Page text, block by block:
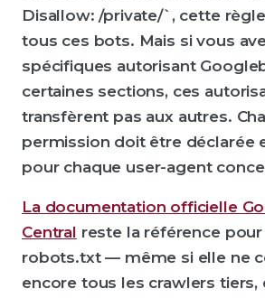
Disallow: /private/`, cette
tous ces bots. Mais si vous
spécifiques autorisant
certaines sections, ces
transfèrent pas aux autres.
permission doit être déclarée
pour chaque user-agent
La documentation officielle
Central reste la référence
robots.txt — même si elle ne
encore tous les crawlers tiers,